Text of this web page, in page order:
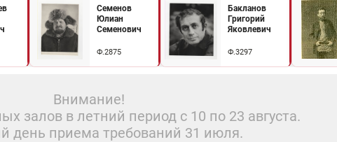
Семенов
Юлиан
Семенович
Ф.2875
Бакланов
Григорий
Яковлевич
Ф.3297
Внимание!
залов в летний период с 10 по 23 августа.
день приема требований 31 июля.